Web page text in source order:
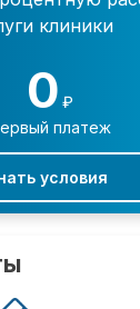
клиники
0 ₽
платеж
условия